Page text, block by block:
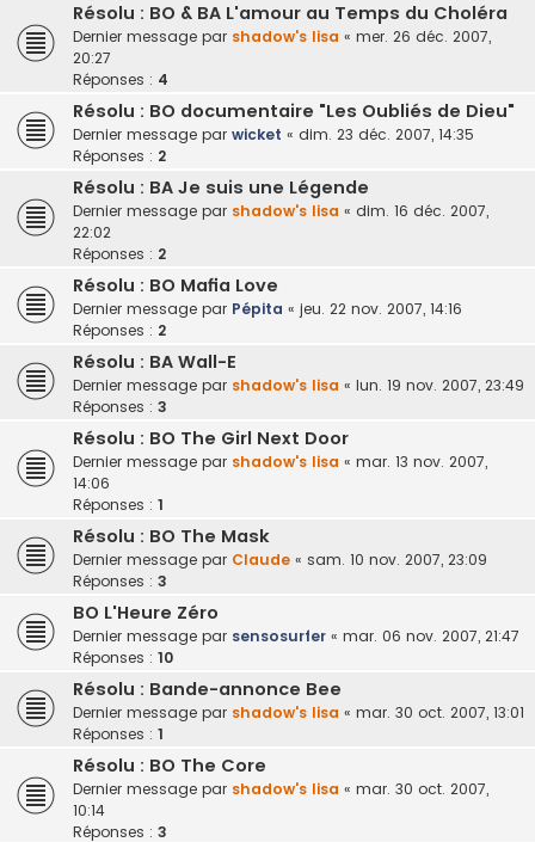
Résolu : BO & BA L'amour au Temps du Choléra
Dernier message par shadow's lisa « mer. 26 déc. 2007,
20:27
Réponses : 4
Résolu : BO documentaire "Les Oubliés de Dieu"
Dernier message par wicket « dim. 23 déc. 2007, 14:35
Réponses : 2
Résolu : BA Je suis une Légende
Dernier message par shadow's lisa « dim. 16 déc. 2007,
22:02
Réponses : 2
Résolu : BO Mafia Love
Dernier message par Pépita « jeu. 22 nov. 2007, 14:16
Réponses : 2
Résolu : BA Wall-E
Dernier message par shadow's lisa « lun. 19 nov. 2007, 23:49
Réponses : 3
Résolu : BO The Girl Next Door
Dernier message par shadow's lisa « mar. 13 nov. 2007,
14:06
Réponses : 1
Résolu : BO The Mask
Dernier message par Claude « sam. 10 nov. 2007, 23:09
Réponses : 3
BO L'Heure Zéro
Dernier message par sensosurfer « mar. 06 nov. 2007, 21:47
Réponses : 10
Résolu : Bande-annonce Bee
Dernier message par shadow's lisa « mar. 30 oct. 2007, 13:01
Réponses : 1
Résolu : BO The Core
Dernier message par shadow's lisa « mar. 30 oct. 2007,
10:14
Réponses : 3